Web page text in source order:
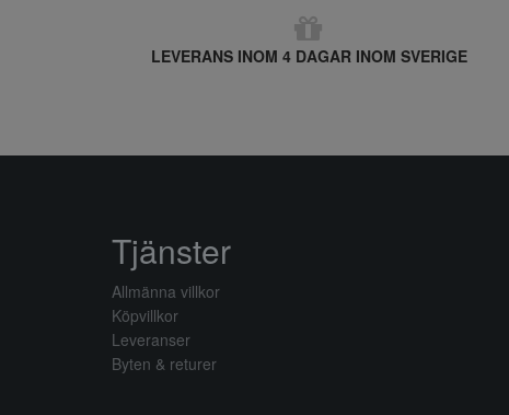
LEVERANS INOM 4 DAGAR INOM SVERIGE
Tjänster
Allmänna villkor
Köpvillkor
Leveranser
Byten & returer